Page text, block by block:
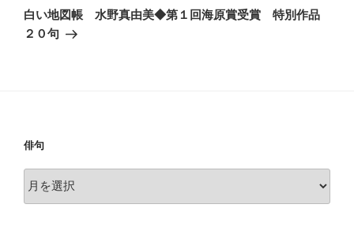
ゲ
ー
の
投
白い地図帳 水野真由美◆第１回海原賞受賞 特別作品
２０句
俳句
句